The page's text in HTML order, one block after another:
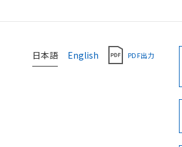
日本語 English PDF出力